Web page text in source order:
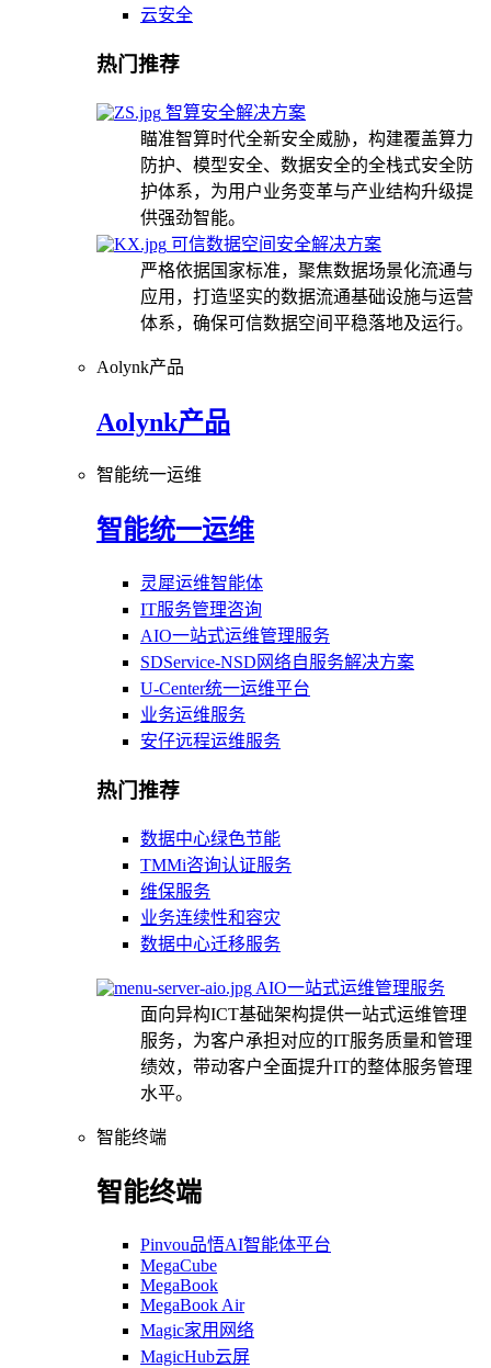
云安全
热门推荐
智算安全解决方案
瞄准智算时代全新安全威胁，构建覆盖算力
防护、模型安全、数据安全的全栈式安全防
护体系，为用户业务变革与产业结构升级提
供强劲智能。
可信数据空间安全解决方案
严格依据国家标准，聚焦数据场景化流通与
应用，打造坚实的数据流通基础设施与运营
体系，确保可信数据空间平稳落地及运行。
Aolynk产品
Aolynk产品
智能统一运维
智能统一运维
灵犀运维智能体
IT服务管理咨询
AIO一站式运维管理服务
SDService-NSD网络自服务解决方案
U-Center统一运维平台
业务运维服务
安仔远程运维服务
热门推荐
数据中心绿色节能
TMMi咨询认证服务
维保服务
业务连续性和容灾
数据中心迁移服务
AIO一站式运维管理服务
面向异构ICT基础架构提供一站式运维管理
服务，为客户承担对应的IT服务质量和管理
绩效，带动客户全面提升IT的整体服务管理
水平。
智能终端
智能终端
Pinvou品悟AI智能体平台
MegaCube
MegaBook
MegaBook Air
Magic家用网络
MagicHub云屏